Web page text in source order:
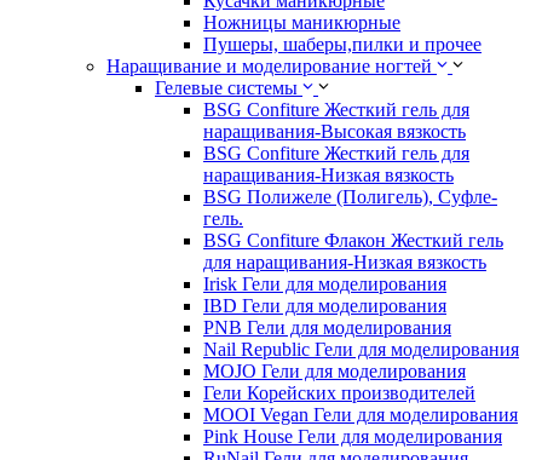
Ножницы маникюрные
Пушеры, шаберы,пилки и прочее
Наращивание и моделирование ногтей
Гелевые системы
BSG Confiture Жесткий гель для
наращивания-Высокая вязкость
BSG Confiture Жесткий гель для
наращивания-Низкая вязкость
BSG Полижеле (Полигель), Суфле-
гель.
BSG Confiture Флакон Жесткий гель
для наращивания-Низкая вязкость
Irisk Гели для моделирования
IBD Гели для моделирования
PNB Гели для моделирования
Nail Republic Гели для моделирования
MOJO Гели для моделирования
Гели Корейских производителей
MOOI Vegan Гели для моделирования
Pink House Гели для моделирования